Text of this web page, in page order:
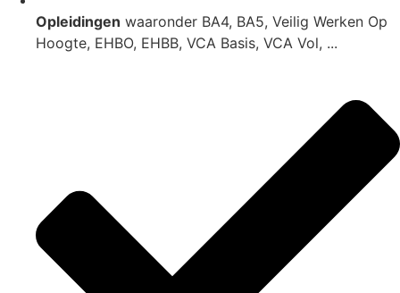
Opleidingen waaronder BA4, BA5, Veilig Werken Op
Hoogte, EHBO, EHBB, VCA Basis, VCA Vol, ...